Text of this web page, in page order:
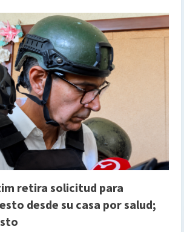
retira solicitud para
desde su casa por salud;